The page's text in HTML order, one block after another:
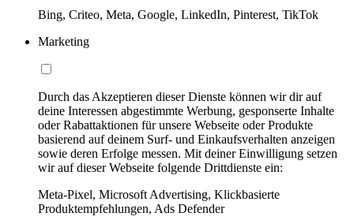
Bing, Criteo, Meta, Google, LinkedIn, Pinterest, TikTok
Marketing
Durch das Akzeptieren dieser Dienste können wir dir auf
deine Interessen abgestimmte Werbung, gesponserte Inhalte
oder Rabattaktionen für unsere Webseite oder Produkte
basierend auf deinem Surf- und Einkaufsverhalten anzeigen
sowie deren Erfolge messen. Mit deiner Einwilligung setzen
wir auf dieser Webseite folgende Drittdienste ein:
Meta-Pixel, Microsoft Advertising, Klickbasierte
Produktempfehlungen, Ads Defender